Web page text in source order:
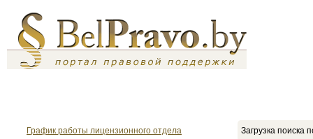
График работы лицензионного отдела
Загрузка поиска